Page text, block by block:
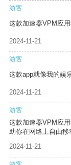
游客
这款加速器VPM应
2024-11-21
游客
这款app就像我的娱
2024-11-21
游客
这款加速器VPM应
助你在网络上自由移
2024-11-21